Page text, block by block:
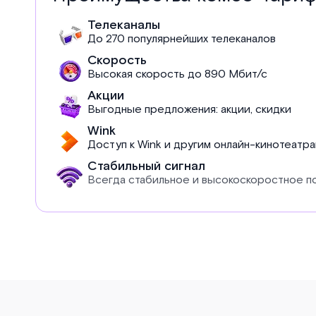
Телеканалы
До 270 популярнейших телеканалов
Скорость
Высокая скорость до 890 Мбит/с
Акции
Выгодные предложения: акции, скидки
Wink
Доступ к Wink и другим онлайн-
Стабильный сигнал
Всегда стабильное и высокоскоростное